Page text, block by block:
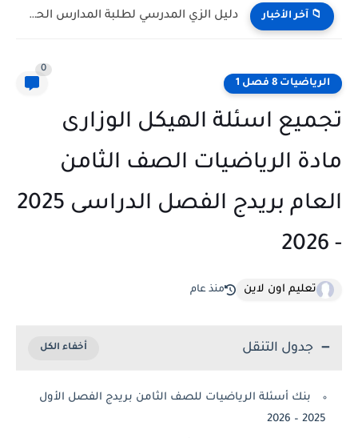
📁 آخر الأخبار كتاب الطالب مادة الرياضيات المتكاملة الصف التاسع Bridge متقدم الفصل...
الرياضيات 8 فصل 1
0
تجميع اسئلة الهيكل الوزارى
مادة الرياضيات الصف الثامن
العام بريدج الفصل الدراسى 2025
- 2026
تعليم اون لاين منذ عام
جدول التنقل
بنك أسئلة الرياضيات للصف الثامن بريدج الفصل الأول
2025 – 2026